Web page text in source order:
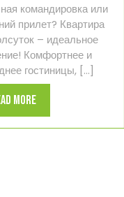
командировка или
прилет? Квартира
– идеальное
Комфортнее и
гостиницы, [...]
MoreRead
More